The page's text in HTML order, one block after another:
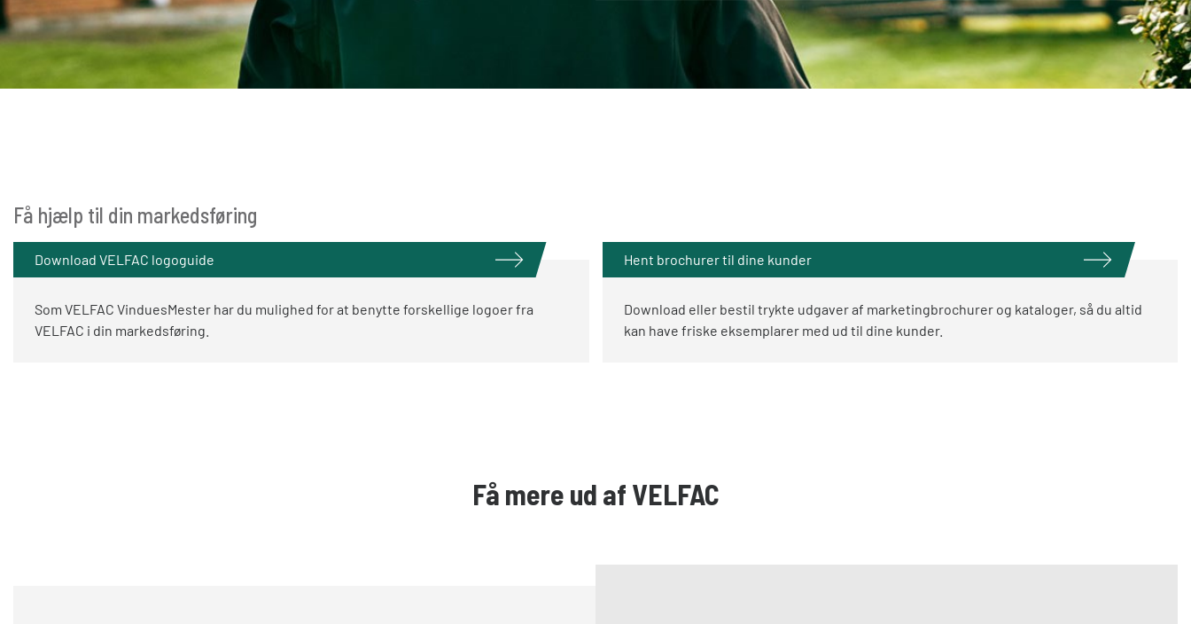
Få hjælp til din markedsføring
Download VELFAC logoguide
Som VELFAC VinduesMester har du mulighed for at benytte forskellige logoer fra
VELFAC i din markedsføring.
Hent brochurer til dine kunder
Download eller bestil trykte udgaver af marketingbrochurer og kataloger, så du altid
kan have friske eksemplarer med ud til dine kunder.
Få mere ud af VELFAC